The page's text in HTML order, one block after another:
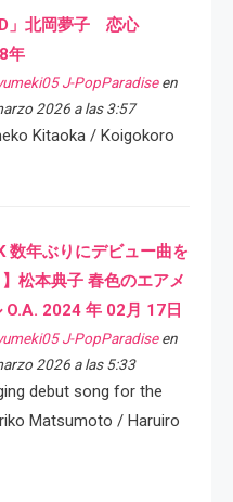
」北岡夢子 恋心
年
J-PopParadiseen
2026 a las 3:57
Kitaoka / Koigokoro
数年ぶりにデビュー曲を
松本典子 春色のエアメ
O.A. 2024 年 02月 17日
J-PopParadiseen
2026 a las 5:33
debut song for the
Matsumoto / Haruiro